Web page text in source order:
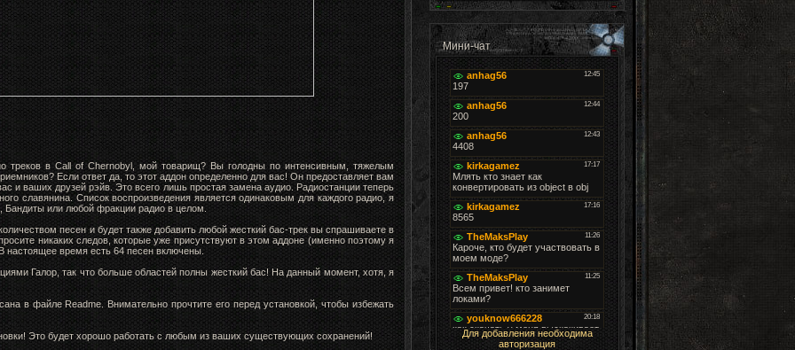
треков в Call of Chernobyl , мой товарищ? Вы голодны по интенсивным, тяжелым
Если ответ да, то этот аддон определенно для вас! Он предоставляет вам
и ваших друзей рэйв.Это всего лишь простая замена аудио. Радиостанции теперь
славянина. Список воспроизведения является одинаковым для каждого радио, я
Бандиты или любой фракции радио в целом.
песен и будет также добавить любой жесткий бас-трек вы спрашиваете в
никаких следов, которые уже присутствуют в этом аддоне (именно поэтому я
настоящее время есть 64 песен включены.
Галор, так что больше областей полны жесткий бас! На данный момент, хотя, я
в файле Readme. Внимательно прочтите его перед установкой, чтобы избежать
Это будет хорошо работать с любым из ваших существующих сохранений!
Мини-чат
Для добавления необходима
авторизация